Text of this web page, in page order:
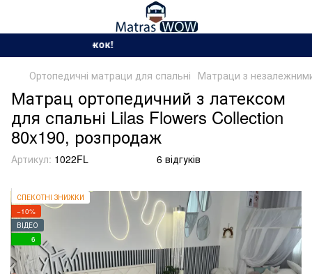
Ортопедичні матраци для спальні Матраци з
Матрац ортопедичний з латексом
для спальні Lilas Flowers Collection
80x190, розпродаж
Артикул: 1022FL 6 відгуків
СПЕКОТНІ ЗНИЖКИ
−10%
ВІДЕО
6